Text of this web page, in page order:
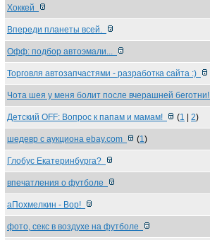
Хоккей
Впереди планеты всей.
Офф: подбор автоэмали...
Торговля автозапчастями - разработка сайта :)
Чота шея у меня болит после вчерашней беготни!
Детский OFF: Вопрос к папам и мамам! (1 2)
шедевр с аукциона ebay.com (1)
Глобус Екатеринбурга?
впечатления о футболе
аПохмелкин - Вор!
фото, секс в воздухе на футболе